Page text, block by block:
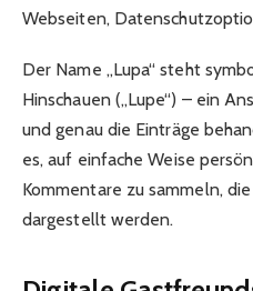
Webseiten,
Der Name „Lupa“ steht
Hinschauen („Lupe“) – ein
und genau die Einträge
es, auf einfache Weise
Kommentare zu sammeln,
dargestellt werden.